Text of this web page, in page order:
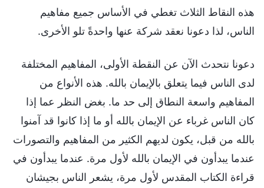
هذه النقاط الثلاث تغطي في الأساس جميع مفاهيم
الناس، لذا دعونا نعقد شركة عنها واحدةً تلو الأخرى.
دعونا نتحدث الآن عن النقطة الأولى، المفاهيم المختلفة
لدى الناس فيما يتعلق بالإيمان بالله. هذه الأنواع من
المفاهيم واسعة النطاق إلى حد ما. بغض النظر عما إذا
كان الناس غرباء عن الإيمان بالله أو ما إذا كانوا قد آمنوا
بالله من قبل، يكون لديهم الكثير من المفاهيم والتصورات
عندما يبدأون في الإيمان بالله لأول مرة. عندما يبدأون في
قراءة الكتاب المقدس لأول مرة، يشعر الناس بجيشان